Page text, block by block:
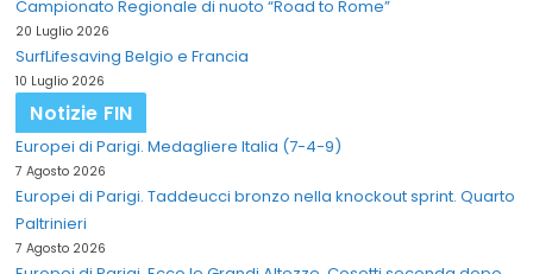
Campionato Regionale di nuoto “Road to Rome”
20 Luglio 2026
SurfLifesaving Belgio e Francia
10 Luglio 2026
Notizie FIN
Europei di Parigi. Medagliere Italia (7-4-9)
7 Agosto 2026
Europei di Parigi. Taddeucci bronzo nella knockout sprint. Quarto
Paltrinieri
7 Agosto 2026